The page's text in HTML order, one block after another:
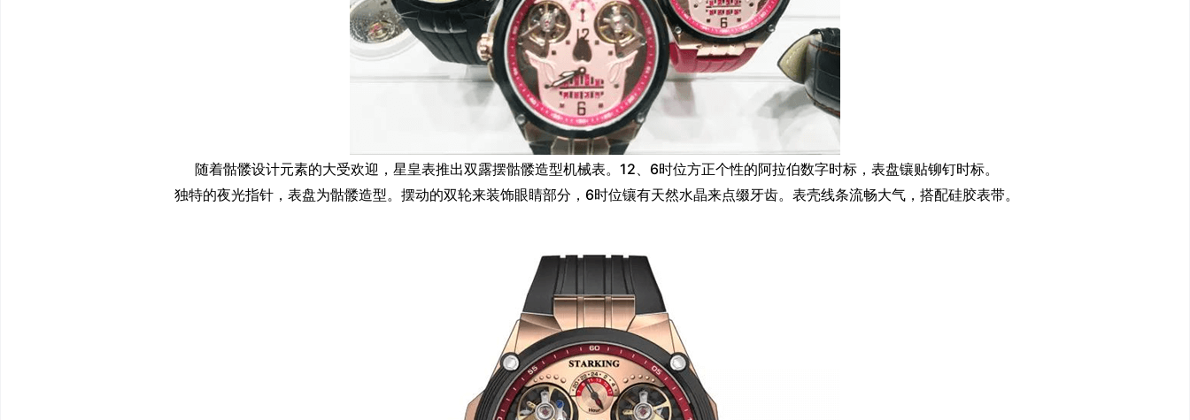
随着骷髅设计元素的大受欢迎，星皇表推出双露摆骷髅造型机械表。12、6时位方正个性的阿拉伯数字时标，表盘镶贴铆钉时标。
独特的夜光指针，表盘为骷髅造型。摆动的双轮来装饰眼睛部分，6时位镶有天然水晶来点缀牙齿。表壳线条流畅大气，搭配硅胶表带。